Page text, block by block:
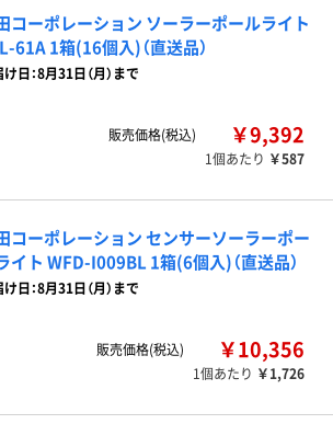
コーポレーション ソーラーポールライト
61A 1箱(16個入)（直送品）
日：8月31日（月）まで
販売価格(税込) ￥9,392
1個あたり ￥587
コーポレーション センサーソーラーポー
イト WFD-I009BL 1箱(6個入)（直送品）
日：8月31日（月）まで
販売価格(税込) ￥10,356
1個あたり ￥1,726